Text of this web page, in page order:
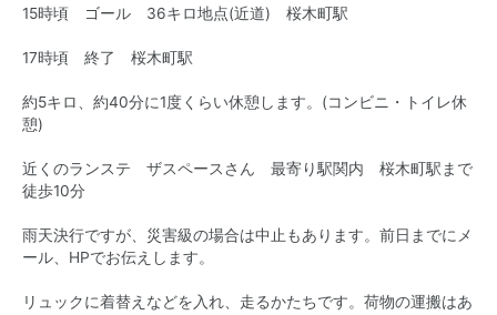
15時頃 ゴール 36キロ地点(近道) 桜木町駅
17時頃 終了 桜木町駅
約5キロ、約40分に1度くらい休憩します。(コンビニ・トイレ休
憩)
近くのランステ ザスペースさん 最寄り駅関内 桜木町駅まで
徒歩10分
雨天決行ですが、災害級の場合は中止もあります。前日までにメ
ール、HPでお伝えします。
リュックに着替えなどを入れ、走るかたちです。荷物の運搬はあ